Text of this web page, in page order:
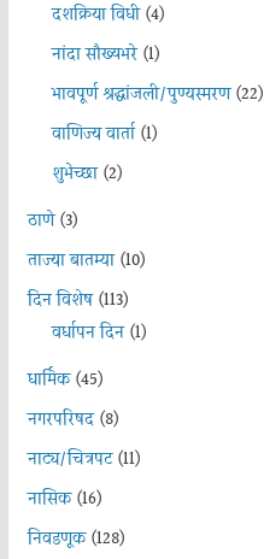
दशक्रिया विधी(4)
नांदा सौख्यभरे(1)
भावपूर्ण श्रद्धांजली/पुण्यस्मरण(22)
वाणिज्य वार्ता(1)
शुभेच्छा(2)
ठाणे(3)
ताज्या बातम्या(10)
दिन विशेष(113)
वर्धापन दिन(1)
धार्मिक(45)
नगरपरिषद(8)
नाट्य/चित्रपट(11)
नासिक(16)
निवडणूक(128)